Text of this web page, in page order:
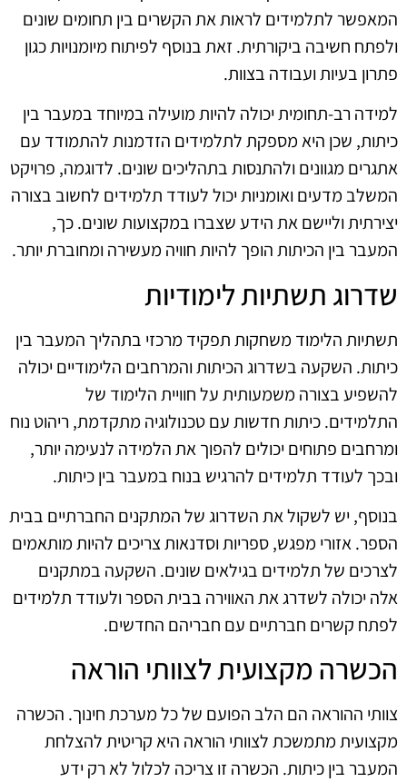
המאפשר לתלמידים לראות את הקשרים בין תחומים שונים
ולפתח חשיבה ביקורתית. זאת בנוסף לפיתוח מיומנויות כגון
פתרון בעיות ועבודה בצוות.
למידה רב-תחומית יכולה להיות מועילה במיוחד במעבר בין
כיתות, שכן היא מספקת לתלמידים הזדמנות להתמודד עם
אתגרים מגוונים ולהתנסות בתהליכים שונים. לדוגמה, פרויקט
המשלב מדעים ואומניות יכול לעודד תלמידים לחשוב בצורה
יצירתית וליישם את הידע שצברו במקצועות שונים. כך,
המעבר בין הכיתות הופך להיות חוויה מעשירה ומחוברת יותר.
שדרוג תשתיות לימודיות
תשתיות הלימוד משחקות תפקיד מרכזי בתהליך המעבר בין
כיתות. השקעה בשדרוג הכיתות והמרחבים הלימודיים יכולה
להשפיע בצורה משמעותית על חוויית הלימוד של
התלמידים. כיתות חדשות עם טכנולוגיה מתקדמת, ריהוט נוח
ומרחבים פתוחים יכולים להפוך את הלמידה לנעימה יותר,
ובכך לעודד תלמידים להרגיש בנוח במעבר בין כיתות.
בנוסף, יש לשקול את השדרוג של המתקנים החברתיים בבית
הספר. אזורי מפגש, ספריות וסדנאות צריכים להיות מותאמים
לצרכים של תלמידים בגילאים שונים. השקעה במתקנים
אלה יכולה לשדרג את האווירה בבית הספר ולעודד תלמידים
לפתח קשרים חברתיים עם חבריהם החדשים.
הכשרה מקצועית לצוותי הוראה
צוותי ההוראה הם הלב הפועם של כל מערכת חינוך. הכשרה
מקצועית מתמשכת לצוותי הוראה היא קריטית להצלחת
המעבר בין כיתות. הכשרה זו צריכה לכלול לא רק ידע